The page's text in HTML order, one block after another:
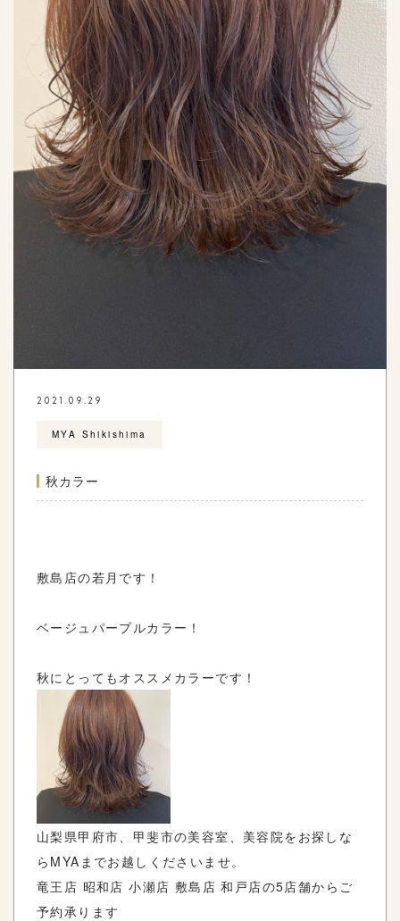
2021.09.29
MYA Shikishima
秋カラー
敷島店の若月です！
ベージュパープルカラー！
秋にとってもオススメカラーです！
山梨県甲府市、甲斐市の美容室、美容院をお探しな
ら MYA までお越しくださいませ。
竜王店 昭和店 小瀬店 敷島店 和戸店の5店舗からご
予約承ります